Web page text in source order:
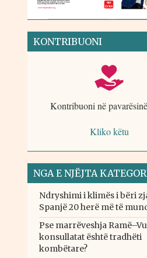
KONTRIBUONI
Kontribuoni në
Kliko këtu
NGA E NJËJTA
Ndryshimi i klimës i bëri
Spanjë 20 herë më të
Pse marrëveshja
konsullatat është tradhëti
kombëtare?